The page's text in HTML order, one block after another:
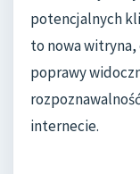
potencjalnych
to nowa
poprawy
internecie.